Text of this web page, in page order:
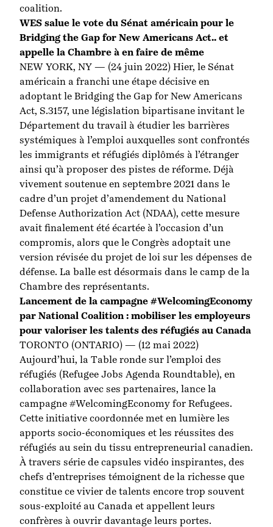
coalition.
WES salue le vote du Sénat américain pour le
Bridging the Gap for New Americans Act.. et
appelle la Chambre à en faire de même
NEW YORK, NY — (24 juin 2022) Hier, le Sénat
américain a franchi une étape décisive en
adoptant le Bridging the Gap for New Americans
Act, S.3157, une législation bipartisane invitant le
Département du travail à étudier les barrières
systémiques à l’emploi auxquelles sont confrontés
les immigrants et réfugiés diplômés à l’étranger
ainsi qu’à proposer des pistes de réforme. Déjà
vivement soutenue en septembre 2021 dans le
cadre d’un projet d’amendement du National
Defense Authorization Act (NDAA), cette mesure
avait finalement été écartée à l’occasion d’un
compromis, alors que le Congrès adoptait une
version révisée du projet de loi sur les dépenses de
défense. La balle est désormais dans le camp de la
Chambre des représentants.
Lancement de la campagne #WelcomingEconomy
par National Coalition : mobiliser les employeurs
pour valoriser les talents des réfugiés au Canada
TORONTO (ONTARIO) — (12 mai 2022)
Aujourd’hui, la Table ronde sur l’emploi des
réfugiés (Refugee Jobs Agenda Roundtable), en
collaboration avec ses partenaires, lance la
campagne #WelcomingEconomy for Refugees.
Cette initiative coordonnée met en lumière les
apports socio-économiques et les réussites des
réfugiés au sein du tissu entrepreneurial canadien.
À travers série de capsules vidéo inspirantes, des
chefs d’entreprises témoignent de la richesse que
constitue ce vivier de talents encore trop souvent
sous-exploité au Canada et appellent leurs
confrères à ouvrir davantage leurs portes.